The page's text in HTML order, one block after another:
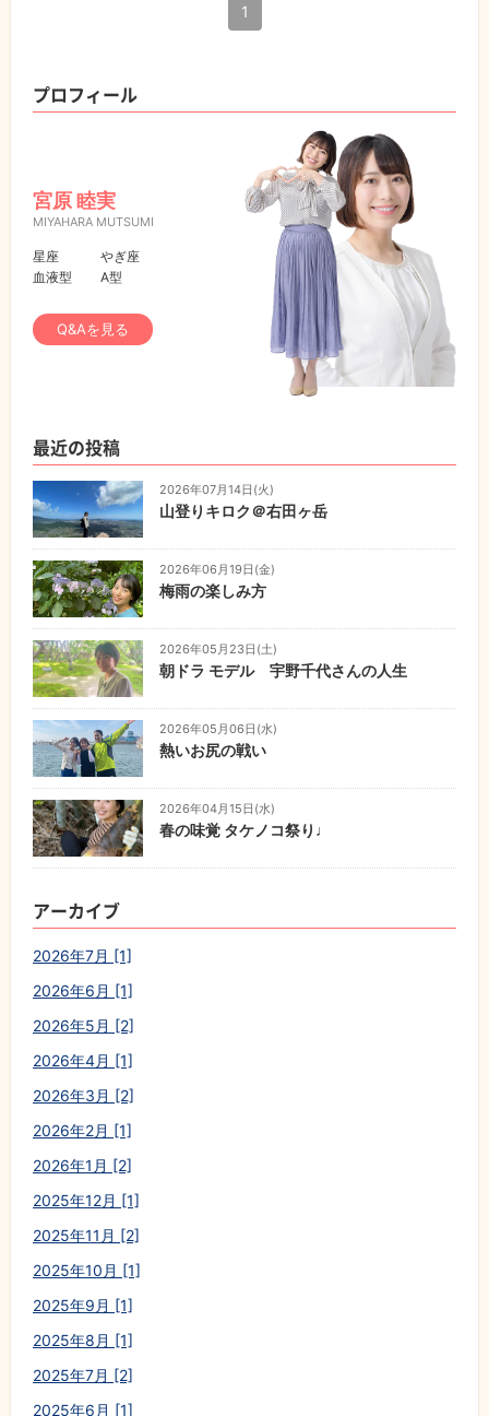
1
プロフィール
宮原 睦実
MIYAHARA MUTSUMI
星座
やぎ座
血液型
A型
Q&Aを見る
最近の投稿
2026年07月14日(火)
山登りキロク＠右田ヶ岳
2026年06月19日(金)
梅雨の楽しみ方
2026年05月23日(土)
朝ドラ モデル 宇野千代さんの人生
2026年05月06日(水)
熱いお尻の戦い
2026年04月15日(水)
春の味覚 タケノコ祭り♩
アーカイブ
2026年7月 [1]
2026年6月 [1]
2026年5月 [2]
2026年4月 [1]
2026年3月 [2]
2026年2月 [1]
2026年1月 [2]
2025年12月 [1]
2025年11月 [2]
2025年10月 [1]
2025年9月 [1]
2025年8月 [1]
2025年7月 [2]
2025年6月 [1]